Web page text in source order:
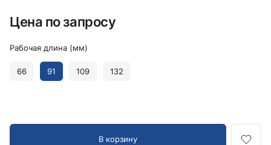
Цена по запросу
Рабочая длина (мм)
66 91 109 132
В корзину